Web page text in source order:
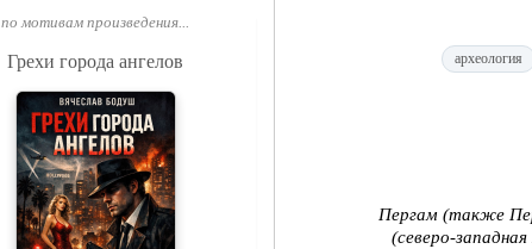
по мотивам произведения...
Грехи города ангелов археология
Пергам (также
(северо-